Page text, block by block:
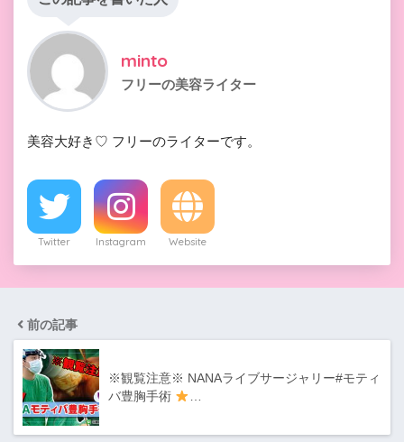
minto
フリーの美容ライター
美容大好き♡ フリーのライターです。
Twitter Instagram Website
前の記事
※観覧注意※ NANAライブサージャリー#モティ
バ豊胸手術
…